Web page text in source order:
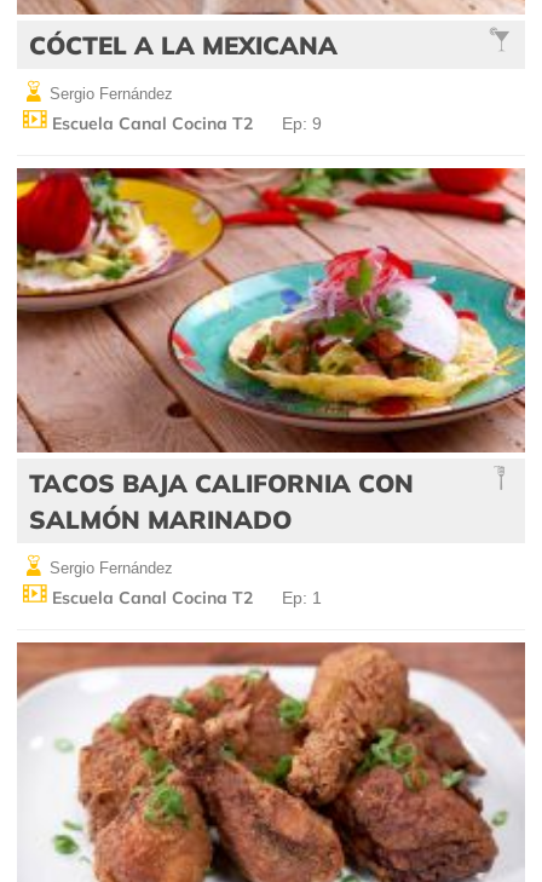
CÓCTEL A LA MEXICANA
Sergio Fernández
Escuela Canal Cocina T2 Ep: 9
TACOS BAJA CALIFORNIA CON
SALMÓN MARINADO
Sergio Fernández
Escuela Canal Cocina T2 Ep: 1